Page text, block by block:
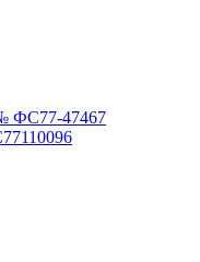
ФС77-47467